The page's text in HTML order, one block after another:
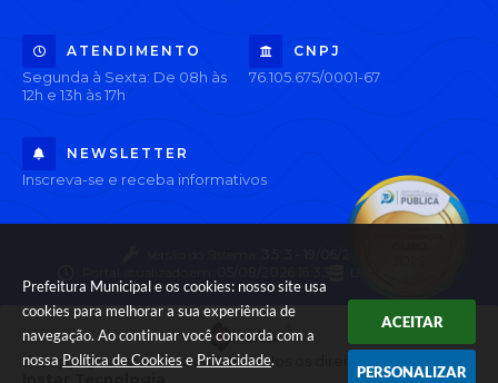
Prefeitura Municipal e os cookies: nosso site usa
cookies para melhorar a sua experiência de
navegação. Ao continuar você concorda com a
nossa Política de Cookies e Privacidade.
ACEITAR
PERSONALIZAR
ATENDIMENTO
Segunda à Sexta: De 08h às
12h e 13h às 17h
CNPJ
76.105.675/0001-67
NEWSLETTER
Inscreva-se e receba informativos
© Copyright Instar - 2006-2026. Todos os direitos reservados -